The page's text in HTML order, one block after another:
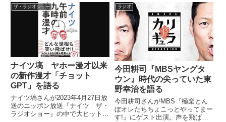
ップライフ』についてトーク。出
演後の反響などを話していまし
カタカナ表記に変えた理由を話し
ていました。
ザ・ラジオショー
ナイツ塙 ヤホー漫才以来
の新作漫才「チョット
GPT」を語る
ナイツ塙さんが2023年4月27日放
送のニッポン放送『ナイツ ザ・
ラジオショー』の中で大ヒットし
ラジオ
今田耕司『MBSヤングタ
ウン』時代の尖っていた東
野幸治を語る
今田耕司さんがMBS『極楽とん
ぼオレたちちょこっとやってまー
す!』にゲスト出演。声を飛ばし